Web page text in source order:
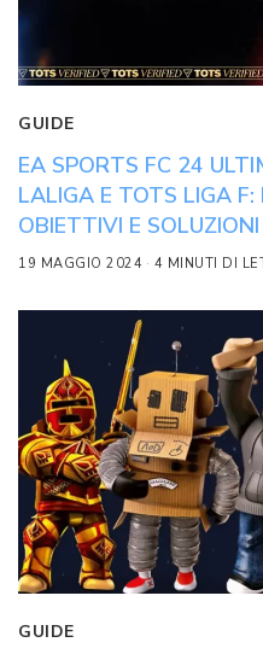
GUIDE
EA SPORTS FC 24
LALIGA E TOTS LIGA F:
OBIETTIVI E SOLUZIONI
19 MAGGIO 2024 4 MINUTI DI
GUIDE